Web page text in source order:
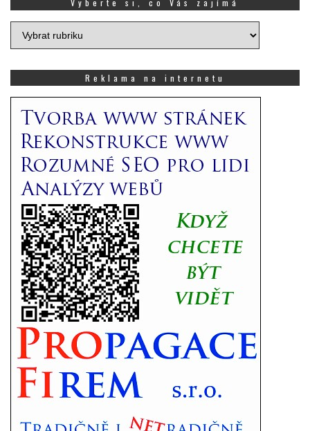
Vyberte si, co Vás zajímá
Vyberte
si,
zajímá
Reklama na internetu